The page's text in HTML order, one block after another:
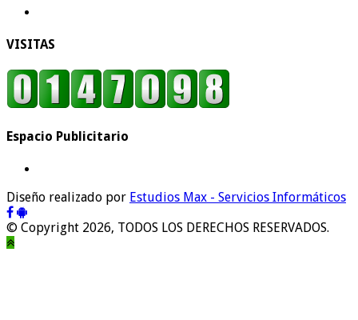
VISITAS
Espacio Publicitario
Diseño realizado por Estudios Max - Servicios Informáticos
© Copyright 2026, TODOS LOS DERECHOS RESERVADOS.